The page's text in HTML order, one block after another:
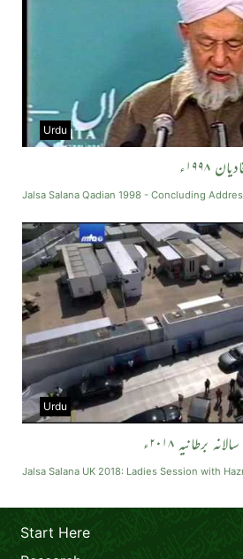
Urdu
۱۹۹۸ء
Jalsa Salana Qadian 1998 - Concluding
Urdu
۲۰۱۸ء
Jalsa Salana UK 2018: Ladies Session with
Start Here